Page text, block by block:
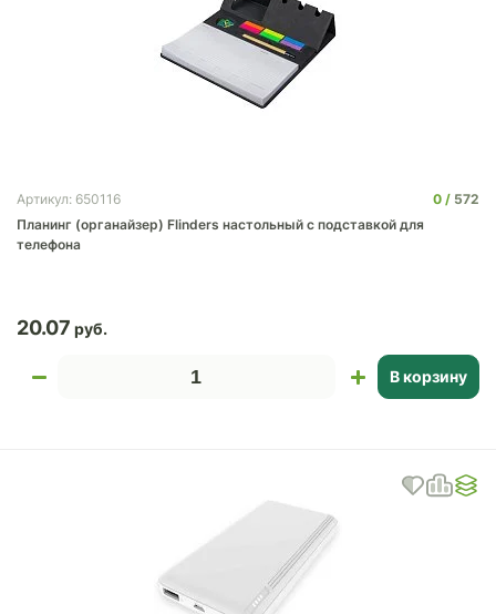
Артикул: 650116 0
572
Планинг (органайзер) Flinders настольный с подставкой для
телефона
20.07
В корзину